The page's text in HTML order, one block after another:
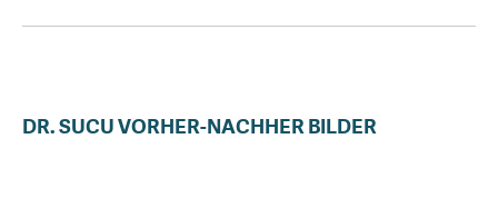
DR.SUCUVORHER-NACHHER BILDER